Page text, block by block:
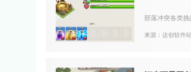
来源：达创软件